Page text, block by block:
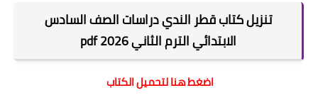
تنزيل كتاب قطر الندي دراسات الصف السادس
الابتدائي الترم الثاني 2026 pdf
اضغط هنا لتحميل الكتاب